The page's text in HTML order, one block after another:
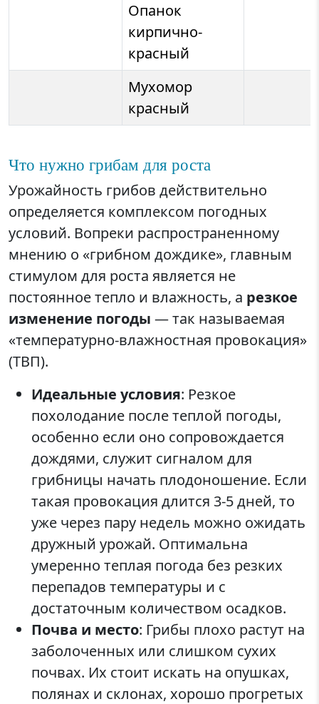
Опанок
кирпично-
красный
Мухомор
красный
Что нужно грибам для роста
Урожайность грибов действительно
определяется комплексом погодных
условий. Вопреки распространенному
мнению о «грибном дождике», главным
стимулом для роста является не
постоянное тепло и влажность, а резкое
изменение погоды — так называемая
«температурно-влажностная провокация»
(ТВП).
Идеальные условия: Резкое
похолодание после теплой погоды,
особенно если оно сопровождается
дождями, служит сигналом для
грибницы начать плодоношение. Если
такая провокация длится 3-5 дней, то
уже через пару недель можно ожидать
дружный урожай. Оптимальна
умеренно теплая погода без резких
перепадов температуры и с
достаточным количеством осадков.
Почва и место: Грибы плохо растут на
заболоченных или слишком сухих
почвах. Их стоит искать на опушках,
полянах и склонах, хорошо прогретых